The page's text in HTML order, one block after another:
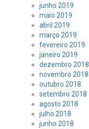
junho 2019
maio 2019
abril 2019
março 2019
fevereiro 2019
janeiro 2019
dezembro 2018
novembro 2018
outubro 2018
setembro 2018
agosto 2018
julho 2018
junho 2018